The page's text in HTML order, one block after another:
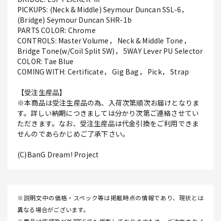
PICKUPS: (Neck & Middle) Seymour Duncan SSL-6，
(Bridge) Seymour Duncan SHR-1b
PARTS COLOR: Chrome
CONTROLS: Master Volume， Neck & Middle Tone，
Bridge Tone(w/Coil Split SW)， 5WAY Lever PU Selector
COLOR: Tae Blue
COMING WITH: Certificate， Gig Bag， Pick， Strap
【受注生産品】
※本商品は受注生産品の為、入荷次第順次お届けとなりま
す。詳しい納期につきましては分かり次第ご連絡させてい
ただきます。なお、受注生産品は代金引換をご利用できま
せんのであらかじめご了承下さい。
(C)BanG Dream! Project
※説明文中の価格・スペック等は掲載時点の情報であり、現状とは
異なる場合がございます。